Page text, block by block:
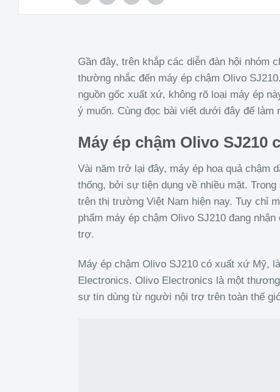
Gần đây, trên khắp các diễn đàn hội nhóm
thường nhắc đến máy ép chậm Olivo
nguồn gốc xuất xứ, không rõ loại máy ép
ý muốn. Cùng đọc bài viết dưới đây để làm
Máy ép chậm Olivo
Vài năm trở lại đây, máy ép hoa quả chậm
thống, bởi sự tiện dụng về nhiều mặt.
trên thị trường Việt Nam hiện nay. Tuy chỉ
phẩm máy ép chậm Olivo SJ210 đang
trợ.
Máy ép chậm Olivo SJ210 có xuất xứ Mỹ,
Electronics. Olivo Electronics là một
sự tin dùng từ người nội trợ trên toàn thế